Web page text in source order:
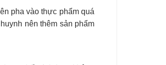
pha vào thực phẩm quá
nên thêm sản phẩm